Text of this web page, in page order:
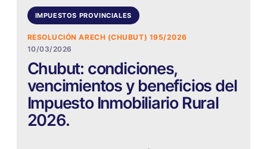
IMPUESTOS PROVINCIALES
RESOLUCIÓN ARECH (CHUBUT) 195/2026
10/03/2026
Chubut: condiciones,
vencimientos y beneficios del
Impuesto Inmobiliario Rural
2026.